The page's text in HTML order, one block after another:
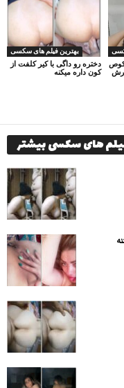
بهترین فیلم های سکسی
دختره رو داگی با کیر کلفت از
کون داره میکنه
کوص
های سکسی بیشتر